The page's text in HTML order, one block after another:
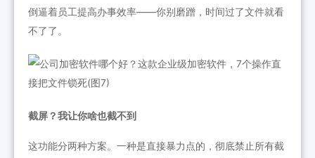
倒逼着员工提高办事效率——你别磨蹭，时间过了文件就看
不了了。
截屏？我让你啥也截不到
这功能分两种方案。一种是直接暴力点的，彻底禁止所有截